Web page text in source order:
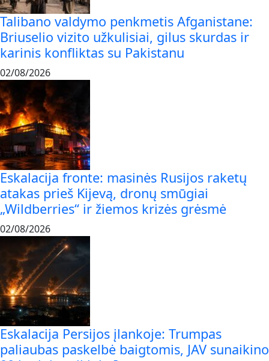
Talibano valdymo penkmetis Afganistane:
Briuselio vizito užkulisiai, gilus skurdas ir
karinis konfliktas su Pakistanu
02/08/2026
Eskalacija fronte: masinės Rusijos raketų
atakas prieš Kijevą, dronų smūgiai
„Wildberries“ ir žiemos krizės grėsmė
02/08/2026
Eskalacija Persijos įlankoje: Trumpas
paliaubas paskelbė baigtomis, JAV sunaikino